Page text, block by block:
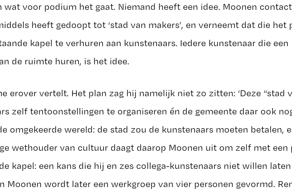
voor podium het gaat. Niemand heeft een idee. Moonen
heeft gedoopt tot ‘stad van makers’, en verneemt dat die het
kapel te verhuren aan kunstenaars. Iedere kunstenaar die een
de ruimte huren, is het idee.
erover vertelt. Het plan zag hij namelijk niet zo zitten: ‘Deze “stad
zelf tentoonstellingen te organiseren én de gemeente daar ook
omgekeerde wereld: de stad zou de kunstenaars moeten betalen,
wethouder van cultuur daagt daarop Moonen uit om zelf met een
kapel: een kans die hij en zes collega-kunstenaars niet willen laten
Moonen wordt later een werkgroep van vier personen gevormd.